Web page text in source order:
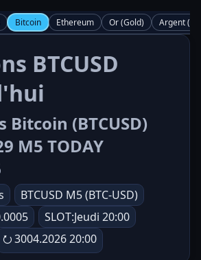
Bitcoin Ethereum Or (Gold) Argent
BTCUSD
Bitcoin (BTCUSD)
M5 TODAY
BTCUSD M5 (BTC-USD)
SLOT:Jeudi 20:00
⭮ 3004.2026 20:00